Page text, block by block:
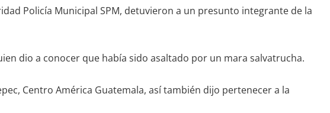
Policía Municipal SPM, detuvieron a un presunto integrante de la
dio a conocer que había sido asaltado por un mara salvatrucha.
Centro América Guatemala, así también dijo pertenecer a la